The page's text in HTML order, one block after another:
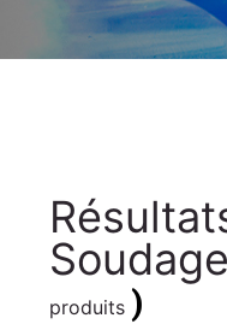
produits )